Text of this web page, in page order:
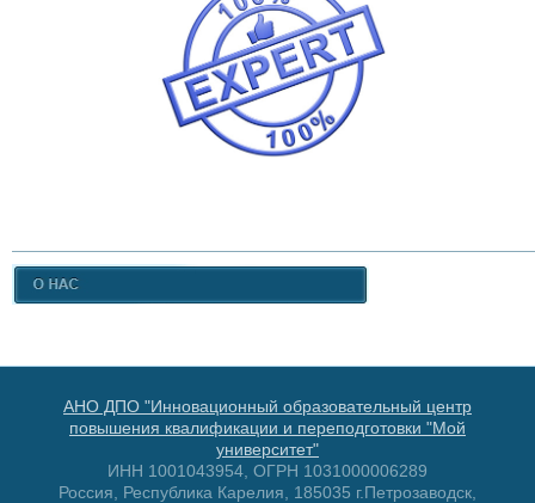
АНО ДПО "Инновационный образовательный центр
повышения квалификации и переподготовки "Мой
университет"
ИНН 1001043954, ОГРН 1031000006289
Россия, Республика Карелия, 185035 г.Петрозаводск,